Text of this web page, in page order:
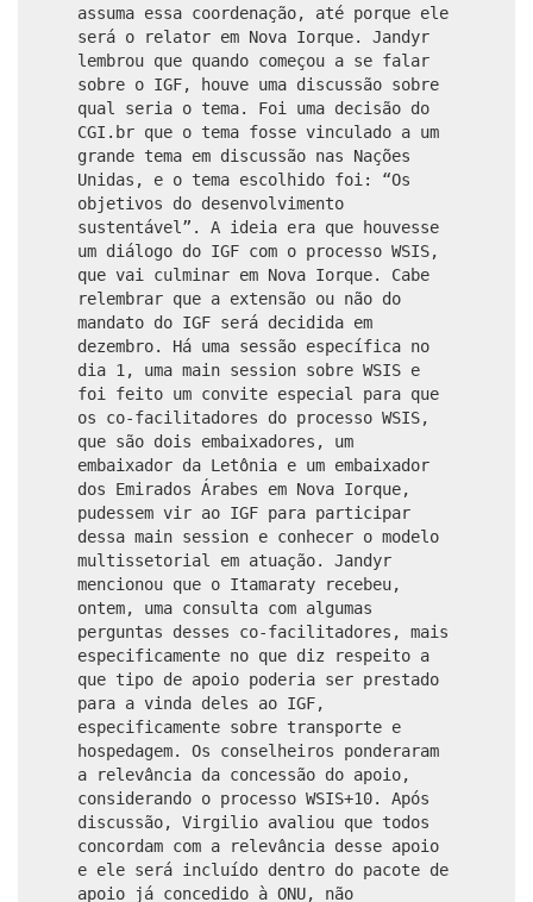
assuma essa coordenação, até porque ele
será o relator em Nova Iorque. Jandyr
lembrou que quando começou a se falar
sobre o IGF, houve uma discussão sobre
qual seria o tema. Foi uma decisão do
CGI.br que o tema fosse vinculado a um
grande tema em discussão nas Nações
Unidas, e o tema escolhido foi: “Os
objetivos do desenvolvimento
sustentável”. A ideia era que houvesse
um diálogo do IGF com o processo WSIS,
que vai culminar em Nova Iorque. Cabe
relembrar que a extensão ou não do
mandato do IGF será decidida em
dezembro. Há uma sessão específica no
dia 1, uma main session sobre WSIS e
foi feito um convite especial para que
os co-facilitadores do processo WSIS,
que são dois embaixadores, um
embaixador da Letônia e um embaixador
dos Emirados Árabes em Nova Iorque,
pudessem vir ao IGF para participar
dessa main session e conhecer o modelo
multissetorial em atuação. Jandyr
mencionou que o Itamaraty recebeu,
ontem, uma consulta com algumas
perguntas desses co-facilitadores, mais
especificamente no que diz respeito a
que tipo de apoio poderia ser prestado
para a vinda deles ao IGF,
especificamente sobre transporte e
hospedagem. Os conselheiros ponderaram
a relevância da concessão do apoio,
considerando o processo WSIS+10. Após
discussão, Virgilio avaliou que todos
concordam com a relevância desse apoio
e ele será incluído dentro do pacote de
apoio já concedido à ONU, não